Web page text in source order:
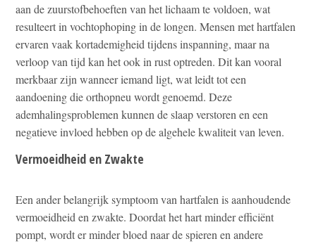
aan de zuurstofbehoeften van het lichaam te voldoen, wat
resulteert in vochtophoping in de longen. Mensen met hartfalen
ervaren vaak kortademigheid tijdens inspanning, maar na
verloop van tijd kan het ook in rust optreden. Dit kan vooral
merkbaar zijn wanneer iemand ligt, wat leidt tot een
aandoening die orthopneu wordt genoemd. Deze
ademhalingsproblemen kunnen de slaap verstoren en een
negatieve invloed hebben op de algehele kwaliteit van leven.
Vermoeidheid en Zwakte
Een ander belangrijk symptoom van hartfalen is aanhoudende
vermoeidheid en zwakte. Doordat het hart minder efficiënt
pompt, wordt er minder bloed naar de spieren en andere